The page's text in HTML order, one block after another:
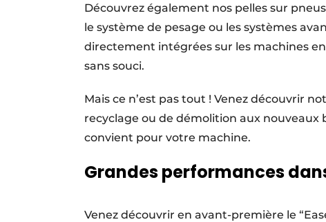
Découvrez également nos pelles sur
le système de pesage ou les systèmes
directement intégrées sur les machines
sans souci.
Mais ce n’est pas tout ! Venez découvrir
recyclage ou de démolition aux nouveaux
convient pour votre machine.
Grandes performances
Venez découvrir en avant-première le